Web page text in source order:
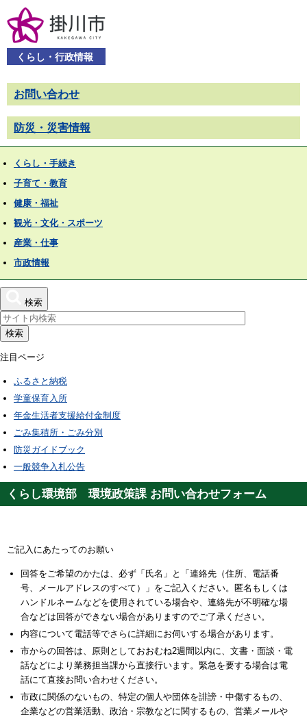
くらし・行政情報
お問い合わせ
防災・災害情報
くらし・手続き
子育て・教育
健康・福祉
観光・文化・スポーツ
産業・仕事
市政情報
検索
検索
注目ページ
ふるさと納税
学童保育入所
年金生活者支援給付金制度
ごみ集積所・ごみ分別
防災ガイドブック
一般競争入札公告
くらし環境部 環境政策課 お問い合わせフォーム
ご記入にあたってのお願い
回答をご希望のかたは、必ず「氏名」と「連絡先（住所、電話番
号、メールアドレスのすべて）」をご記入ください。匿名もしくは
ハンドルネームなどを使用されている場合や、連絡先が不明確な場
合などは回答ができない場合がありますのでご了承ください。
内容について電話等でさらに詳細にお伺いする場合があります。
市からの回答は、原則としておおむね2週間以内に、文書・面談・電
話などにより業務担当課から直接行います。緊急を要する場合は電
話にて直接お問い合わせください。
市政に関係のないもの、特定の個人や団体を誹謗・中傷するもの、
企業などの営業活動、政治・宗教などに関するもの、営業メールや